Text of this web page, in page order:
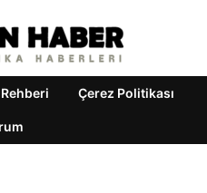
Çerez Politikası